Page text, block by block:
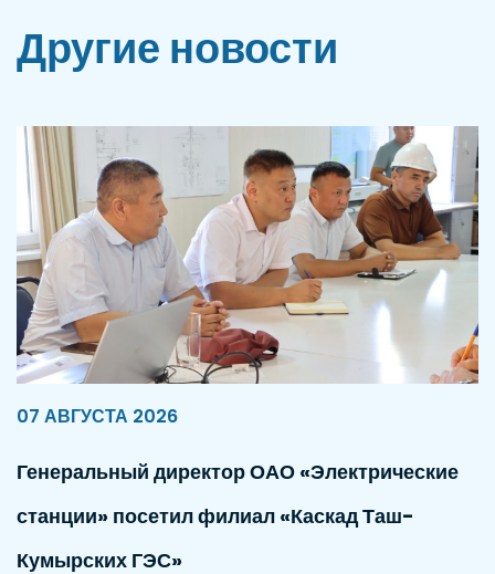
Другие новости
07 АВГУСТА 2026
Генеральный директор ОАО «Электрические
станции» посетил филиал «Каскад Таш-
Кумырских ГЭС»